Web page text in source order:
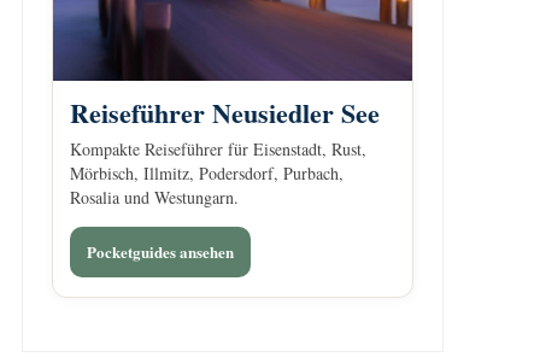
Reiseführer Neusiedler See
Kompakte Reiseführer für Eisenstadt, Rust,
Mörbisch, Illmitz, Podersdorf, Purbach,
Rosalia und Westungarn.
Pocketguides ansehen